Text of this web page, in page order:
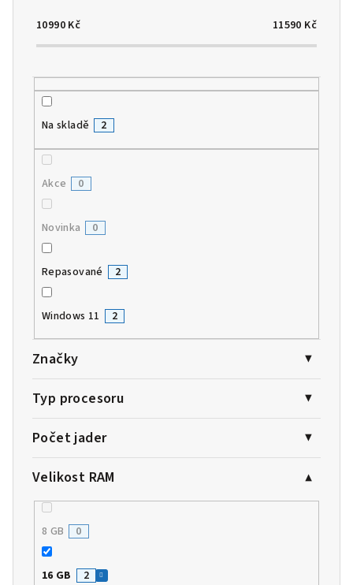
10990 Kč 11590 Kč
Na skladě 2
Akce 0
Novinka 0
Repasované 2
Windows 11 2
Značky
Typ procesoru
Počet jader
Velikost RAM
8 GB 0
16 GB 2